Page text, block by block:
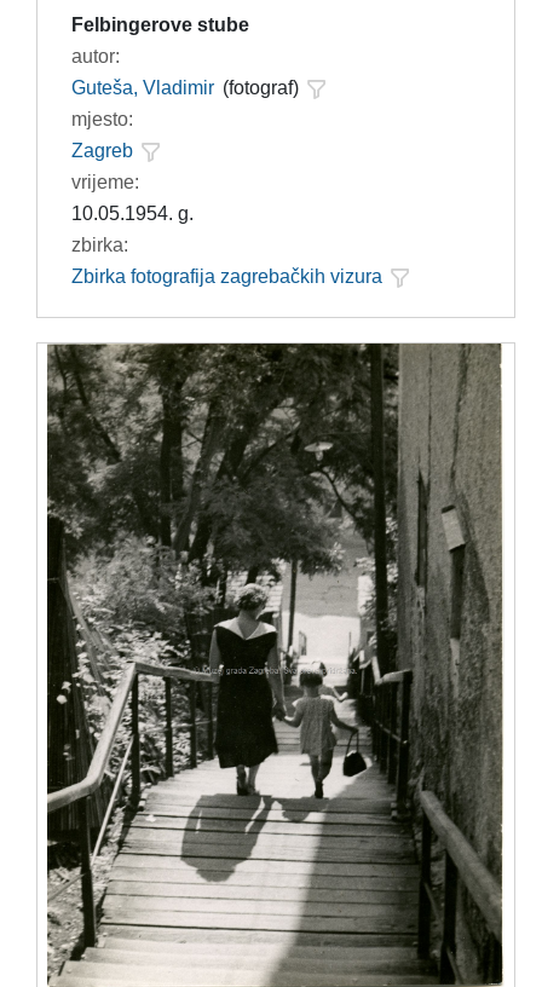
Felbingerove stube
autor:
Guteša, Vladimir (fotograf)
mjesto:
Zagreb
vrijeme:
10.05.1954. g.
zbirka:
Zbirka fotografija zagrebačkih vizura